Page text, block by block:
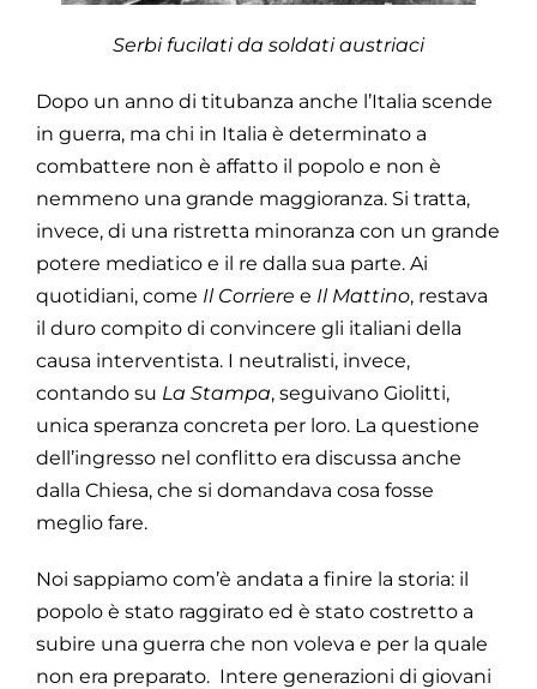
Serbi fucilati da soldati austriaci
Dopo un anno di titubanza anche l’Italia scende
in guerra, ma chi in Italia è determinato a
combattere non è affatto il popolo e non è
nemmeno una grande maggioranza. Si tratta,
invece, di una ristretta minoranza con un grande
potere mediatico e il re dalla sua parte. Ai
quotidiani, come Il Corriere e Il Mattino, restava
il duro compito di convincere gli italiani della
causa interventista. I neutralisti, invece,
contando su La Stampa, seguivano Giolitti,
unica speranza concreta per loro. La questione
dell’ingresso nel conflitto era discussa anche
dalla Chiesa, che si domandava cosa fosse
meglio fare.
Noi sappiamo com’è andata a finire la storia: il
popolo è stato raggirato ed è stato costretto a
subire una guerra che non voleva e per la quale
non era preparato. Intere generazioni di giovani